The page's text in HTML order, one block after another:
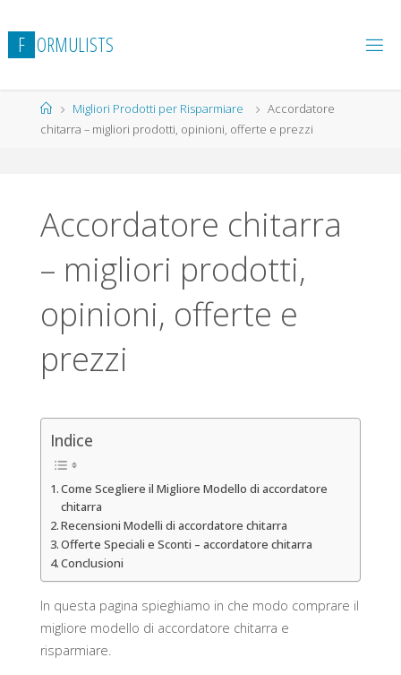
al
contenuto
F ORMULISTS
HomeMigliori Prodotti per Risparmiare
Accordatore
chitarra – migliori prodotti, opinioni, offerte e prezzi
Accordatore chitarra
– migliori prodotti,
opinioni, offerte e
prezzi
Indice
Come Scegliere il Migliore Modello di accordatore
chitarra
Recensioni Modelli di accordatore chitarra
Offerte Speciali e Sconti – accordatore chitarra
Conclusioni
In questa pagina spieghiamo in che modo comprare il
migliore modello di accordatore chitarra e
risparmiare.